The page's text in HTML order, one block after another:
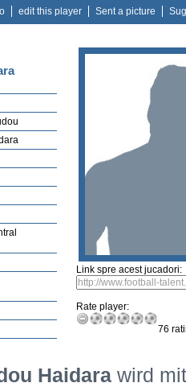
edit this player Sent a picture
Link spre acest jucadori:
Rate player:
76
Haidara wird